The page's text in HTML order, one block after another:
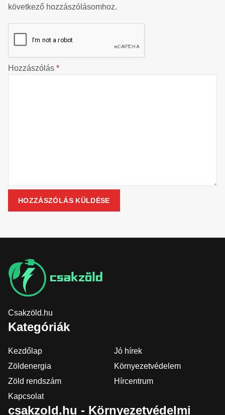
következő hozzászólásomhoz.
Hozzászólás *
Csakzöld.hu
Kategóriák
Kezdőlap
Jó hírek
Zöldenergia
Környezetvédelem
Zöld rendszám
Hírcentrum
Kapcsolat
csakzold.hu - Környezetvédelmi